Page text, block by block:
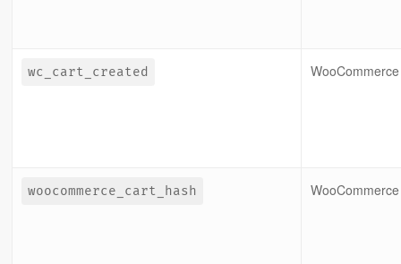
wc_cart_created WooCommerce
woocommerce_cart_hash WooCommerce